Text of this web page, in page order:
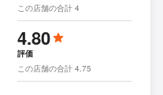
この店舗の合計 4
4.80
評価
この店舗の合計 4.75